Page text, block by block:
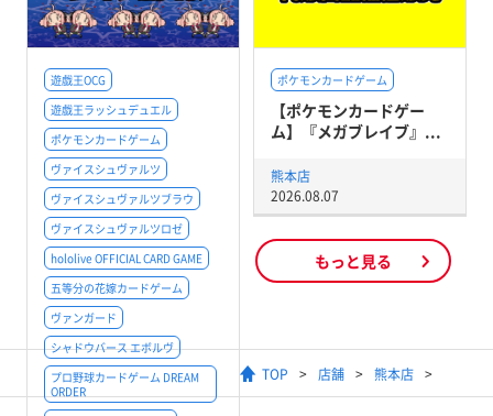
ポケモンカードゲーム
【ポケモンカードゲー
ム】『メガブレイブ』...
熊本店
2026.08.07
遊戯王OCG
遊戯王ラッシュデュエル
ポケモンカードゲーム
ヴァイスシュヴァルツ
ヴァイスシュヴァルツブラウ
ヴァイスシュヴァルツロゼ
hololive OFFICIAL CARD GAME
五等分の花嫁カードゲーム
ヴァンガード
シャドウバース エボルヴ
プロ野球カードゲーム DREAM
ORDER
もっと見る
TOP 店舗 熊本店